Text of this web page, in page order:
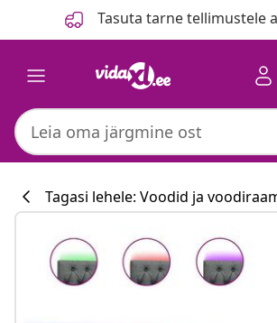
Tasuta tarne tellimustele
Tagasi lehele: Voodid ja